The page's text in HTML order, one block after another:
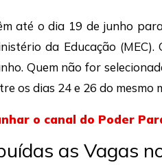
até o dia 19 de junho
da Educação
Quem não for
os dias 24 e 26 do mesmo
o canal do Poder
as Vagas